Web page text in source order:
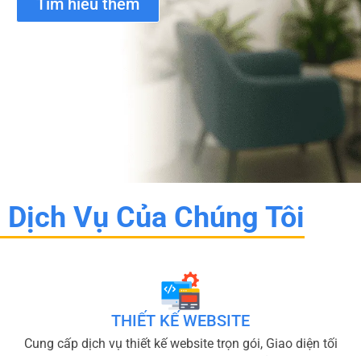
Tìm hiểu thêm
Dịch Vụ Của Chúng Tôi
THIẾT KẾ WEBSITE
Cung cấp dịch vụ thiết kế website trọn gói, Giao diện tối